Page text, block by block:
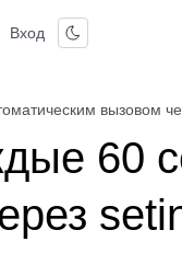
Вход
вызовом
60